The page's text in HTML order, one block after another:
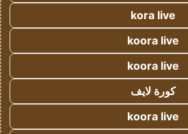
kora live
koora live
koora live
كورة لايف
koora live